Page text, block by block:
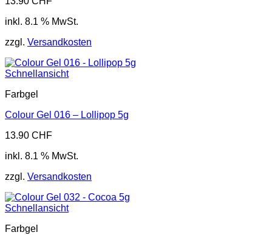
inkl. 8.1 % MwSt.
zzgl. Versandkosten
Schnellansicht
Farbgel
Colour Gel 016 – Lollipop 5g
13.90 CHF
inkl. 8.1 % MwSt.
zzgl. Versandkosten
Schnellansicht
Farbgel